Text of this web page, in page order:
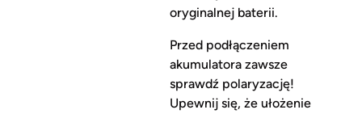
oryginalnej baterii.
Przed podłączeniem
akumulatora zawsze
sprawdź polaryzację!
Upewnij się, że ułożenie